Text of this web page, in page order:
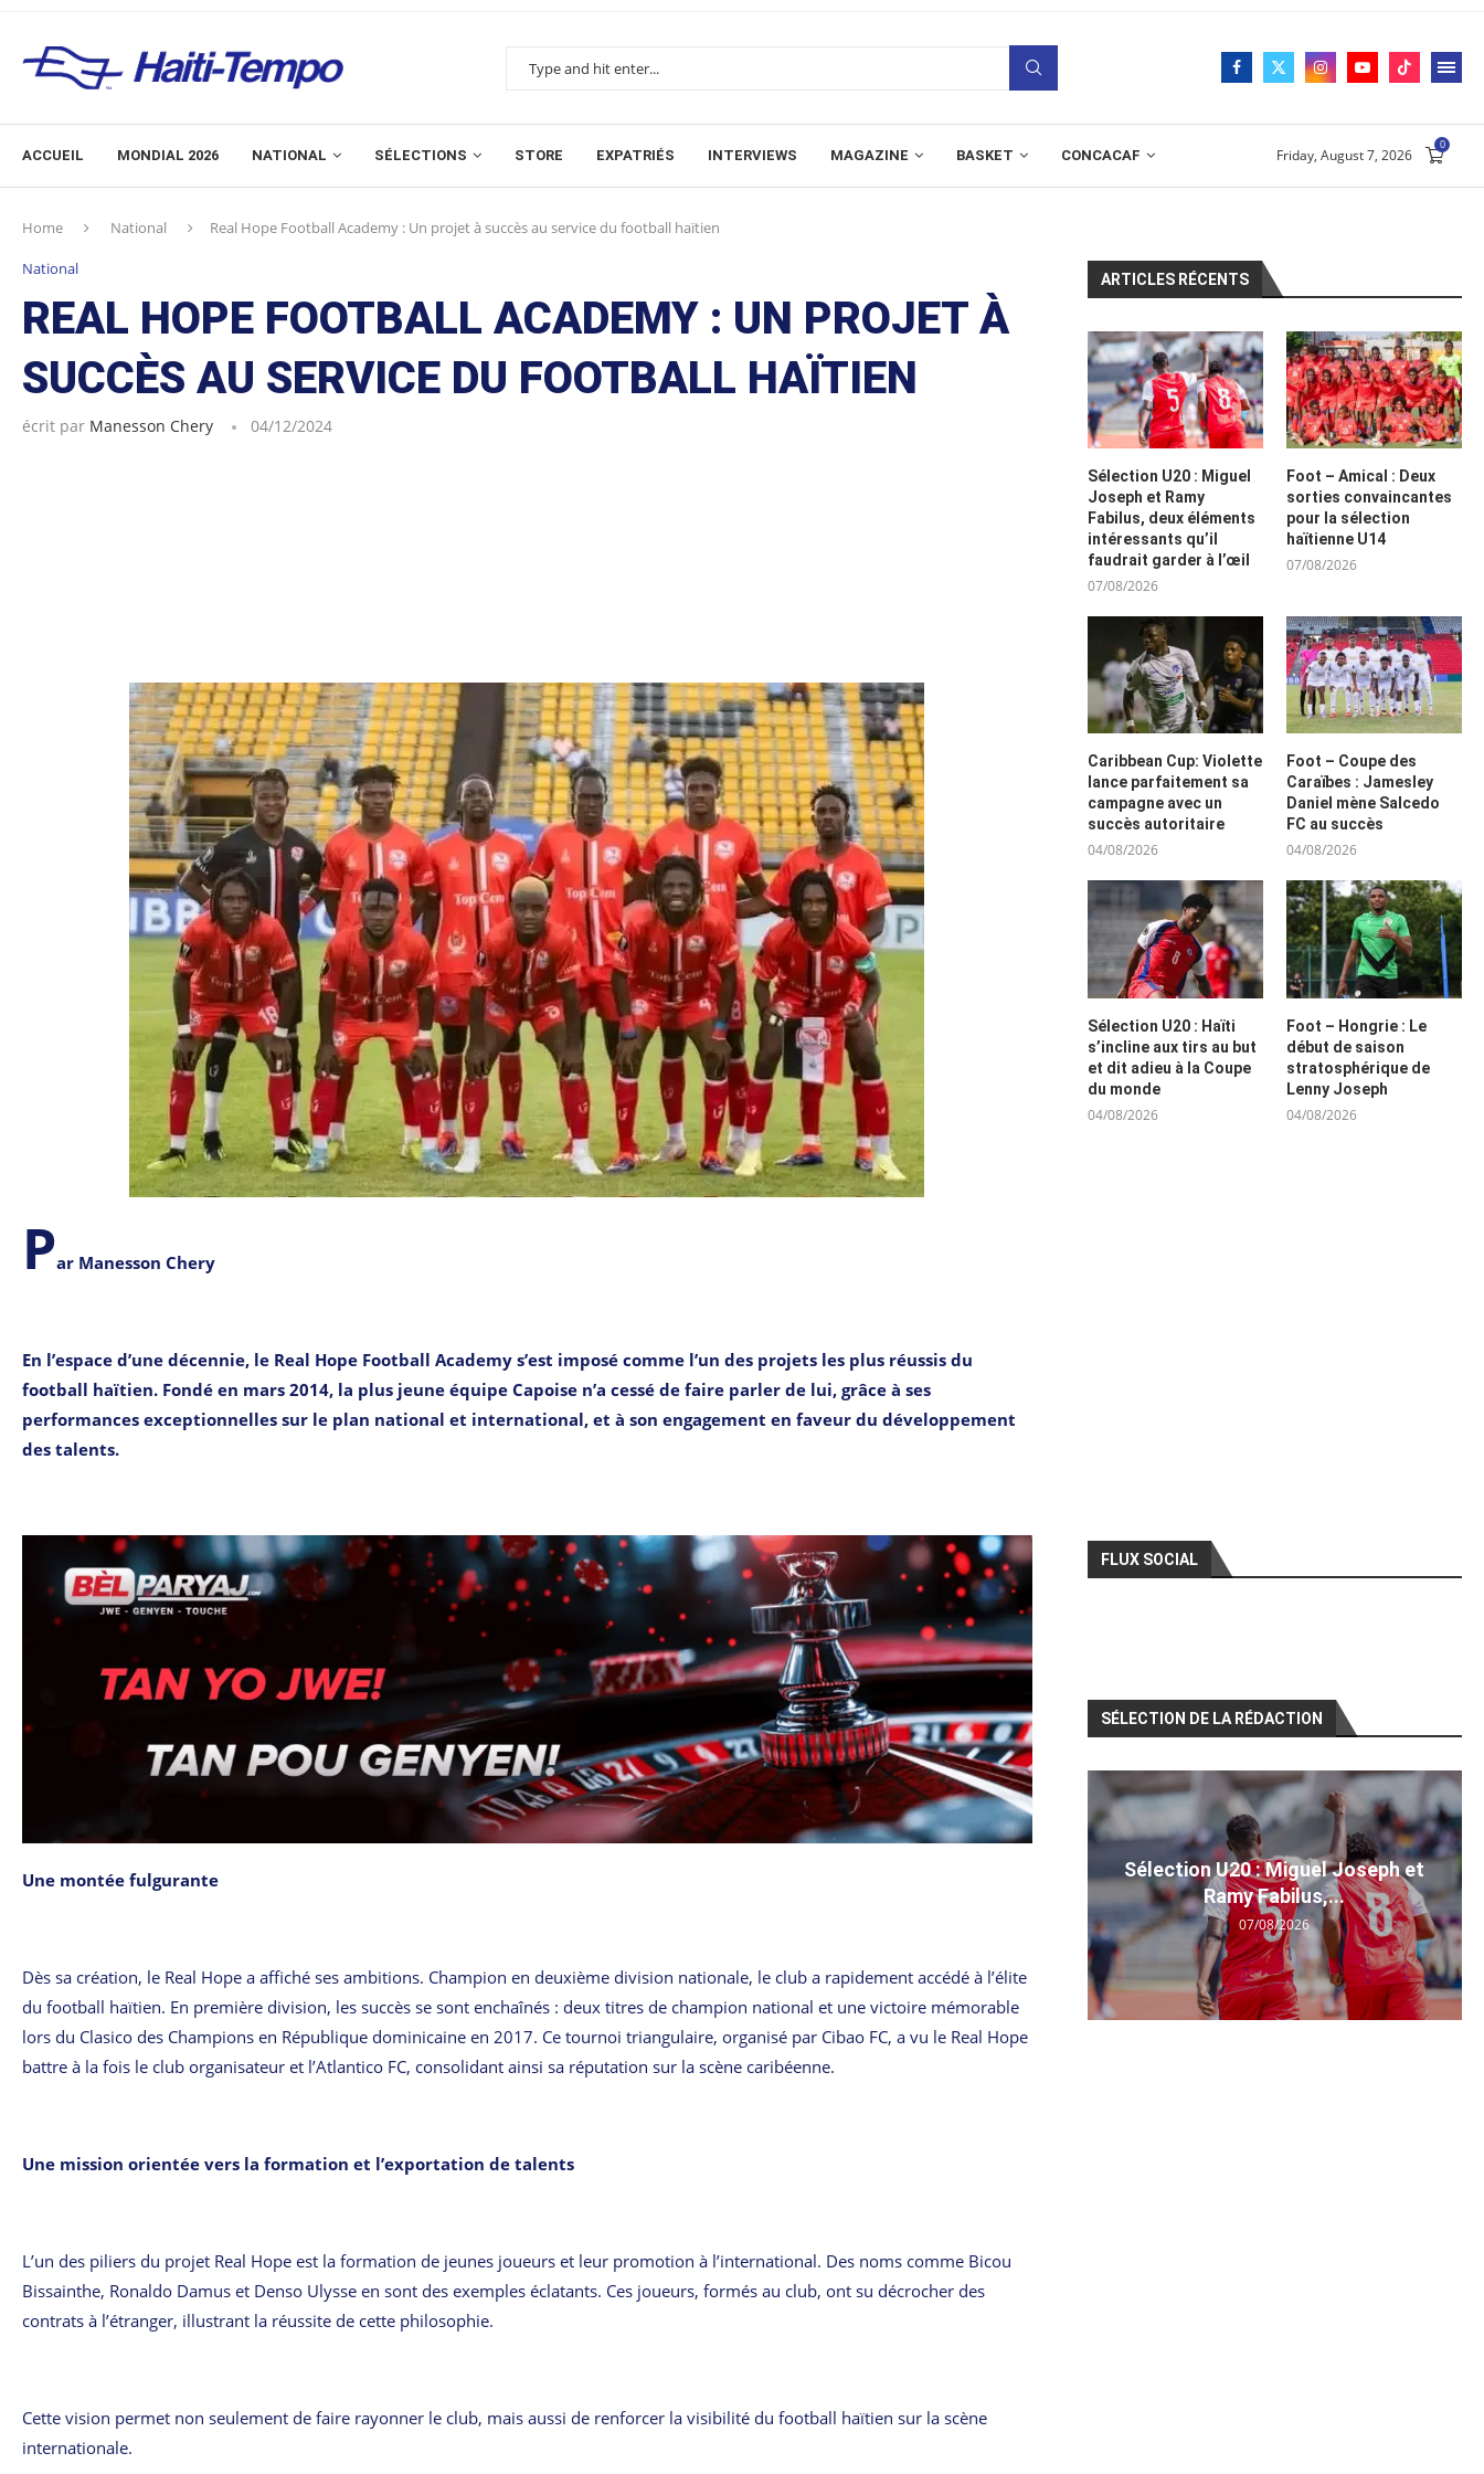
ACCUEIL MONDIAL 2026 NATIONAL SÉLECTIONS STORE EXPATRIÉS INTERVIEWS MAGAZINE BASKET CONCACAF Friday, August 7, 2026
0
Home National Real Hope Football Academy : Un projet à succès au service du football haïtien
National
REAL HOPE FOOTBALL ACADEMY : UN PROJET À
SUCCÈS AU SERVICE DU FOOTBALL HAÏTIEN
écrit par Manesson Chery 04/12/2024
Par Manesson Chery
En l’espace d’une décennie, le Real Hope Football Academy s’est imposé comme l’un des projets les plus réussis du
football haïtien. Fondé en mars 2014, la plus jeune équipe Capoise n’a cessé de faire parler de lui, grâce à ses
performances exceptionnelles sur le plan national et international, et à son engagement en faveur du développement
des talents.
Une montée fulgurante
Dès sa création, le Real Hope a affiché ses ambitions. Champion en deuxième division nationale, le club a rapidement accédé à l’élite
du football haïtien. En première division, les succès se sont enchaînés : deux titres de champion national et une victoire mémorable
lors du Clasico des Champions en République dominicaine en 2017. Ce tournoi triangulaire, organisé par Cibao FC, a vu le Real Hope
battre à la fois le club organisateur et l’Atlantico FC, consolidant ainsi sa réputation sur la scène caribéenne.
Une mission orientée vers la formation et l’exportation de talents
L’un des piliers du projet Real Hope est la formation de jeunes joueurs et leur promotion à l’international. Des noms comme Bicou
Bissainthe, Ronaldo Damus et Denso Ulysse en sont des exemples éclatants. Ces joueurs, formés au club, ont su décrocher des
contrats à l’étranger, illustrant la réussite de cette philosophie.
Cette vision permet non seulement de faire rayonner le club, mais aussi de renforcer la visibilité du football haïtien sur la scène
internationale.
ARTICLES RÉCENTS
Sélection U20 : Miguel
Joseph et Ramy
Fabilus, deux éléments
intéressants qu’il
faudrait garder à l’œil
07/08/2026
Foot – Amical : Deux
sorties convaincantes
pour la sélection
haïtienne U14
07/08/2026
Caribbean Cup: Violette
lance parfaitement sa
campagne avec un
succès autoritaire
04/08/2026
Foot – Coupe des
Caraïbes : Jamesley
Daniel mène Salcedo
FC au succès
04/08/2026
Sélection U20 : Haïti
s’incline aux tirs au but
et dit adieu à la Coupe
du monde
04/08/2026
Foot – Hongrie : Le
début de saison
stratosphérique de
Lenny Joseph
04/08/2026
FLUX SOCIAL
SÉLECTION DE LA RÉDACTION
Sélection U20 : Miguel Joseph et
Ramy Fabilus,...
07/08/2026